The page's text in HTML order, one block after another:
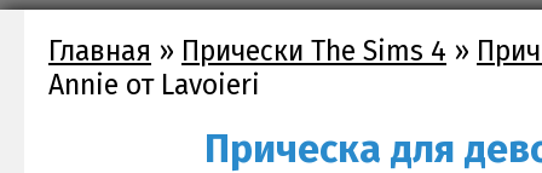
Главная » Прически The Sims 4 »
Annie от Lavoieri
Прическа для